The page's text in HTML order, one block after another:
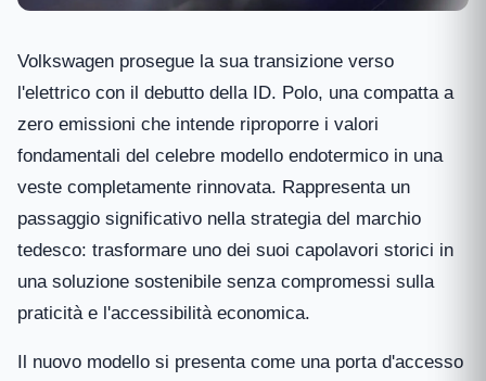
Volkswagen prosegue la sua transizione verso
l'elettrico con il debutto della ID. Polo, una compatta a
zero emissioni che intende riproporre i valori
fondamentali del celebre modello endotermico in una
veste completamente rinnovata. Rappresenta un
passaggio significativo nella strategia del marchio
tedesco: trasformare uno dei suoi capolavori storici in
una soluzione sostenibile senza compromessi sulla
praticità e l'accessibilità economica.
Il nuovo modello si presenta come una porta d'accesso